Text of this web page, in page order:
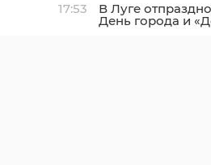
17:53 В Луге
День города и
детства»